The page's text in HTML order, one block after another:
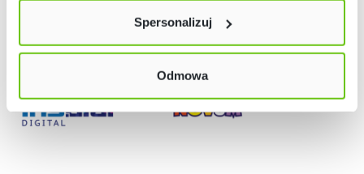
Polityce prywatności
Spersonalizuj
Odmowa